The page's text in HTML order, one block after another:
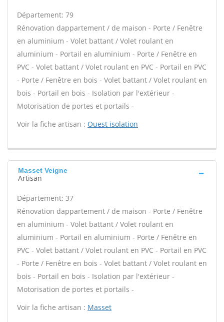
Département: 79
Rénovation dappartement / de maison - Porte / Fenêtre
en aluminium - Volet battant / Volet roulant en
aluminium - Portail en aluminium - Porte / Fenêtre en
PVC - Volet battant / Volet roulant en PVC - Portail en PVC
- Porte / Fenêtre en bois - Volet battant / Volet roulant en
bois - Portail en bois - Isolation par l'extérieur -
Motorisation de portes et portails -
Voir la fiche artisan : Ouest isolation
Masset Veigne
Artisan
Département: 37
Rénovation dappartement / de maison - Porte / Fenêtre
en aluminium - Volet battant / Volet roulant en
aluminium - Portail en aluminium - Porte / Fenêtre en
PVC - Volet battant / Volet roulant en PVC - Portail en PVC
- Porte / Fenêtre en bois - Volet battant / Volet roulant en
bois - Portail en bois - Isolation par l'extérieur -
Motorisation de portes et portails -
Voir la fiche artisan : Masset